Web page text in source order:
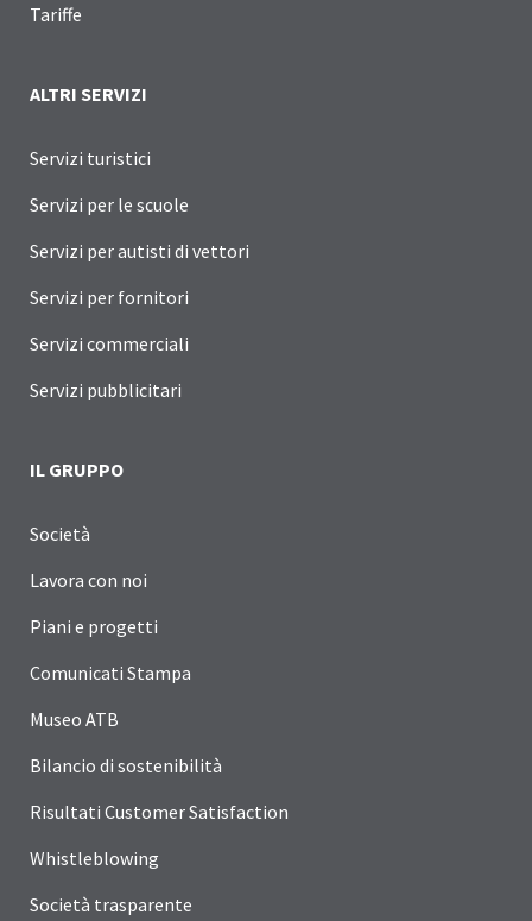
Tariffe
ALTRI SERVIZI
Servizi turistici
Servizi per le scuole
Servizi per autisti di vettori
Servizi per fornitori
Servizi commerciali
Servizi pubblicitari
IL GRUPPO
Società
Lavora con noi
Piani e progetti
Comunicati Stampa
Museo ATB
Bilancio di sostenibilità
Risultati Customer Satisfaction
Whistleblowing
Società trasparente